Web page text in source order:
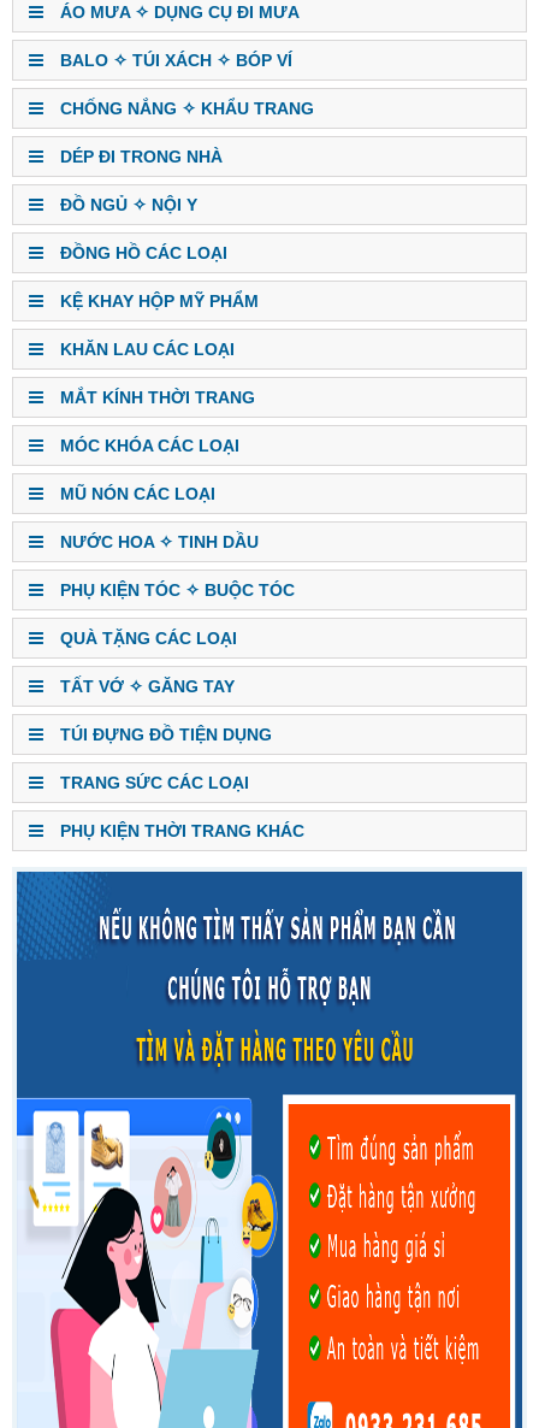
ÁO MƯA ✧ DỤNG CỤ ĐI MƯA
BALO ✧ TÚI XÁCH ✧ BÓP VÍ
CHỐNG NẮNG ✧ KHẨU TRANG
DÉP ĐI TRONG NHÀ
ĐỒ NGỦ ✧ NỘI Y
ĐỒNG HỒ CÁC LOẠI
KỆ KHAY HỘP MỸ PHẨM
KHĂN LAU CÁC LOẠI
MẮT KÍNH THỜI TRANG
MÓC KHÓA CÁC LOẠI
MŨ NÓN CÁC LOẠI
NƯỚC HOA ✧ TINH DẦU
PHỤ KIỆN TÓC ✧ BUỘC TÓC
QUÀ TẶNG CÁC LOẠI
TẤT VỚ ✧ GĂNG TAY
TÚI ĐỰNG ĐỒ TIỆN DỤNG
TRANG SỨC CÁC LOẠI
PHỤ KIỆN THỜI TRANG KHÁC